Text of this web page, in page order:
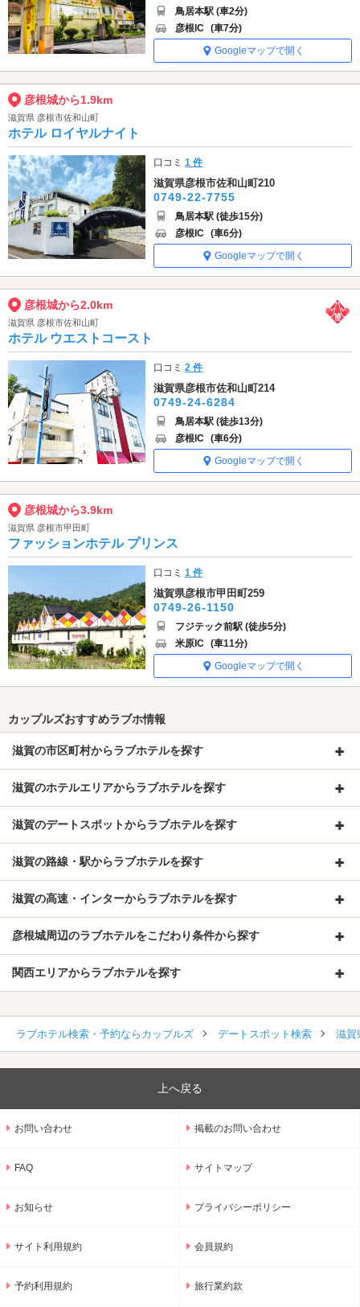
鳥居本駅 (車2分)
彦根IC (車7分)
Googleマップで開く
彦根城から1.9km
滋賀県 彦根市佐和山町
ホテル ロイヤルナイト
口コミ1 件
滋賀県彦根市佐和山町210
0749-22-7755
鳥居本駅 (徒歩15分)
彦根IC (車6分)
Googleマップで開く
彦根城から2.0km
滋賀県 彦根市佐和山町
ホテル ウエストコースト
口コミ2 件
滋賀県彦根市佐和山町214
0749-24-6284
鳥居本駅 (徒歩13分)
彦根IC (車6分)
Googleマップで開く
彦根城から3.9km
滋賀県 彦根市甲田町
ファッションホテル プリンス
口コミ1 件
滋賀県彦根市甲田町259
0749-26-1150
フジテック前駅 (徒歩5分)
米原IC (車11分)
Googleマップで開く
カップルズおすすめラブホ情報
滋賀の市区町村からラブホテルを探す
滋賀のホテルエリアからラブホテルを探す
滋賀のデートスポットからラブホテルを探す
滋賀の路線・駅からラブホテルを探す
滋賀の高速・インターからラブホテルを探す
彦根城周辺のラブホテルをこだわり条件から探す
関西エリアからラブホテルを探す
ラブホテル検索・予約ならカップルズ デートスポット検索 滋賀
上へ戻る
お問い合わせ 掲載のお問い合わせ
FAQ サイトマップ
お知らせ プライバシーポリシー
サイト利用規約 会員規約
予約利用規約 旅行業約款